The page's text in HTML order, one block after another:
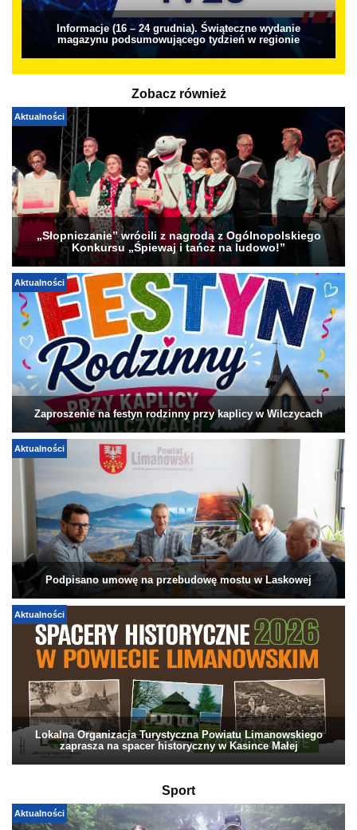
Informacje (16 – 24 grudnia). Świąteczne wydanie
magazynu podsumowującego tydzień w regionie
Zobacz również
Aktualności
„Słopniczanie” wrócili z nagrodą z Ogólnopolskiego
Konkursu „Śpiewaj i tańcz na ludowo!”
Aktualności
Zaproszenie na festyn rodzinny przy kaplicy w Wilczycach
Aktualności
Podpisano umowę na przebudowę mostu w Laskowej
Aktualności
Lokalna Organizacja Turystyczna Powiatu Limanowskiego
zaprasza na spacer historyczny w Kasince Małej
Sport
Aktualności